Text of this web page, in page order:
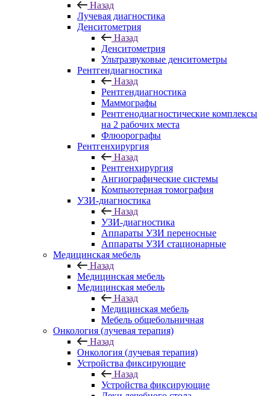
Назад
Лучевая диагностика
Денситометрия
Назад
Денситометрия
Ультразвуковые денситометры
Рентгендиагностика
Назад
Рентгендиагностика
Маммографы
Рентгенодиагностические комплексы
на 2 рабочих места
Флюорографы
Рентгенхирургия
Назад
Рентгенхирургия
Ангиографические системы
Компьютерная томография
УЗИ-диагностика
Назад
УЗИ-диагностика
Аппараты УЗИ переносные
Аппараты УЗИ стационарные
Медицинская мебель
Назад
Медицинская мебель
Медицинская мебель
Назад
Медицинская мебель
Мебель общебольничная
Онкология (лучевая терапия)
Назад
Онкология (лучевая терапия)
Устройства фиксирующие
Назад
Устройства фиксирующие